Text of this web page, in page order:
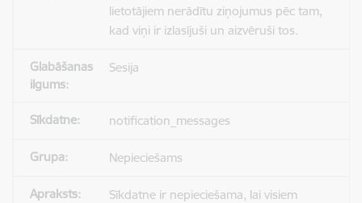
lietotājiem nerādītu ziņojumus pēc tam,
kad viņi ir izlasījuši un aizvēruši tos.
Sesija
notification_messages
Nepieciešams
Sīkdatne ir nepieciešama, lai visiem